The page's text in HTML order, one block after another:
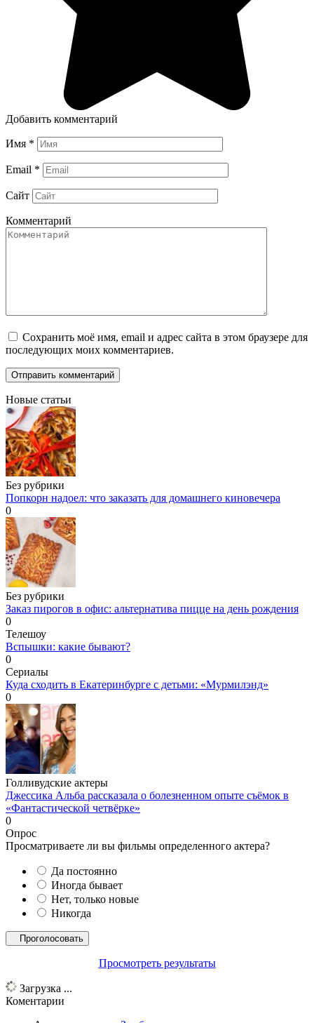
Добавить комментарий
Имя *
Email *
Сайт
Комментарий
Сохранить моё имя, email и адрес сайта в этом браузере для
последующих моих комментариев.
Новые статьи
Без рубрики
Попкорн надоел: что заказать для домашнего киновечера
0
Без рубрики
Заказ пирогов в офис: альтернатива пицце на день рождения
0
Телешоу
Вспышки: какие бывают?
0
Сериалы
Куда сходить в Екатеринбурге с детьми: «Мурмилэнд»
0
Голливудские актеры
Джессика Альба рассказала о болезненном опыте съёмок в
«Фантастической четвёрке»
0
Опрос
Просматриваете ли вы фильмы определенного актера?
Да постоянно
Иногда бывает
Нет, только новые
Никогда
Просмотреть результаты
Загрузка ...
Коментарии